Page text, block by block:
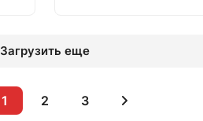
Загрузить еще
1 2 3